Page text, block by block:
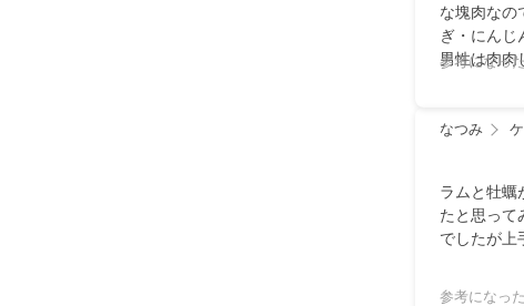
な塊肉なの
ぎ・にんじ
男性は肉肉
す（野菜を
参考になっ
なつみ
ラムと牡蠣
たと思って
でしたが上
参考になった